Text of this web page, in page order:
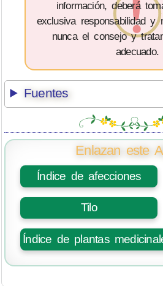
información, deberá
exclusiva responsabilidad y
nunca el consejo y
adecuado.
Fuentes
Enlazan este
Índice de afecciones
Tilo
Índice de plantas